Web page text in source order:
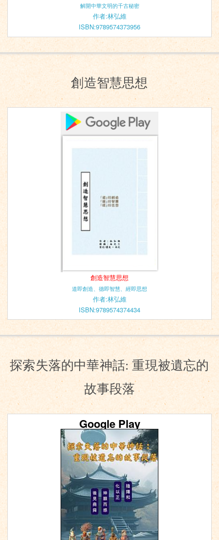
解開中華文明的千古秘密
作者:林弘維
ISBN:9789574373956
創造智慧思想
創造智慧思想
道即創造、德即智慧、經即思想
作者:林弘維
ISBN:9789574374434
探索失落的中華神話: 重現被遺忘的
故事段落
Google Play